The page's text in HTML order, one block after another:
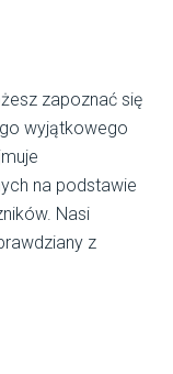
zapoznać się
wyjątkowego
na podstawie
Nasi
z